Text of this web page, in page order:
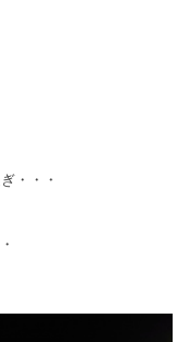
・・・